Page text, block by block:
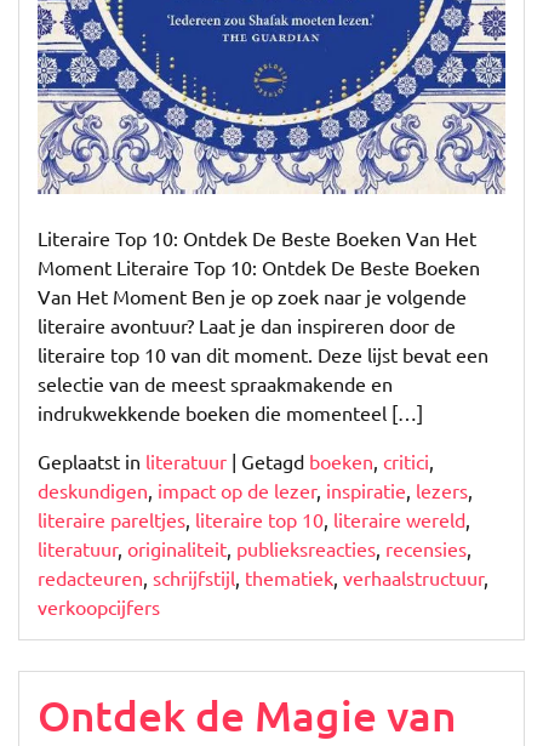
Literaire Top 10: Ontdek De Beste Boeken Van Het
Moment Literaire Top 10: Ontdek De Beste Boeken
Van Het Moment Ben je op zoek naar je volgende
literaire avontuur? Laat je dan inspireren door de
literaire top 10 van dit moment. Deze lijst bevat een
selectie van de meest spraakmakende en
indrukwekkende boeken die momenteel […]
Geplaatst in literatuur | Getagd boeken critici
deskundigen impact op de lezer, inspiratie lezers
literaire pareltjes literaire top 10 literaire wereld
literatuur, originaliteit publieksreacties recensies
redacteuren schrijfstijl thematiek verhaalstructuur,
verkoopcijfers
Ontdek de Magie van